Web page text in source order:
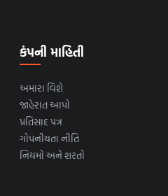
કંપની માહિતી
અમારા વિશે
જાહેરાત આપો
પ્રતિસાદ પત્ર
ગોપનીયતા નીતિ
નિયમો અને શરતો